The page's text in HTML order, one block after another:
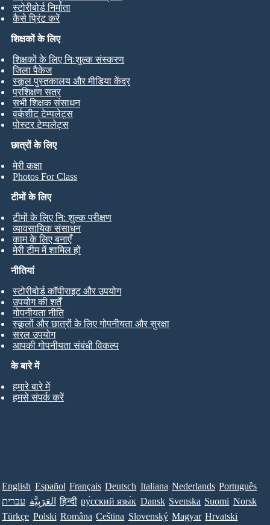
स्टोरीबोर्ड निर्माता
कैसे प्रिंट करें
छात्रों के लिए
मेरी कक्षा
Photos For Class
शिक्षकों के लिए
शिक्षकों के लिए निःशुल्क संस्करण
जिला पैकेज
स्कूल पुस्तकालय और मीडिया केंद्र
प्रशिक्षण सत्र
सभी शिक्षक संसाधन
वर्कशीट टेम्पलेट्स
पोस्टर टेम्पलेट्स
टीमों के लिए
टीमों के लिए नि: शुल्क परीक्षण
व्यावसायिक संसाधन
काम के लिए बनाएँ
मेरी टीम में शामिल हों
के बारे में
हमारे बारे में
हमसे संपर्क करें
नीतियां
स्टोरीबोर्ड कॉपीराइट और उपयोग
उपयोग की शर्तें
गोपनीयता नीति
स्कूलों और छात्रों के लिए गोपनीयता और सुरक्षा
सरल उपयोग
आपकी गोपनीयता संबंधी विकल्प
English Español Français Deutsch Italiana Nederlands Português
עברית العَرَبِيَّة हिन्दी ру́сский язы́к Dansk Svenska Suomi Norsk
Türkçe Polski Româna Ceština Slovenský Magyar Hrvatski